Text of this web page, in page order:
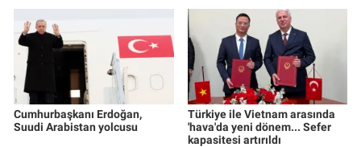
Cumhurbaşkanı Erdoğan,
Suudi Arabistan yolcusu
Türkiye ile Vietnam arasında
'hava'da yeni dönem... Sefer
kapasitesi artırıldı